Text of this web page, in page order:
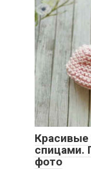
спицами.
фото